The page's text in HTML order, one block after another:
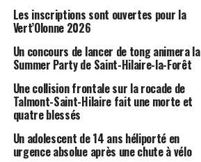
Les inscriptions sont ouvertes pour la
Vert’Olonne 2026
Un concours de lancer de tong animera la
Summer Party de Saint-Hilaire-la-Forêt
Une collision frontale sur la rocade de
Talmont-Saint-Hilaire fait une morte et
quatre blessés
Un adolescent de 14 ans héliporté en
urgence absolue après une chute à vélo